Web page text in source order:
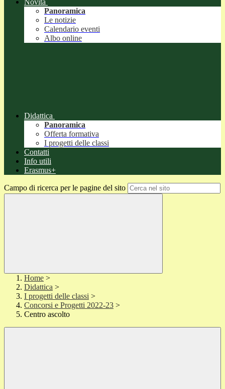
Novità
Panoramica
Le notizie
Calendario eventi
Albo online
Didattica
Panoramica
Offerta formativa
I progetti delle classi
Contatti
Info utili
Erasmus+
Campo di ricerca per le pagine del sito
Home >
Didattica >
I progetti delle classi >
Concorsi e Progetti 2022-23 >
Centro ascolto